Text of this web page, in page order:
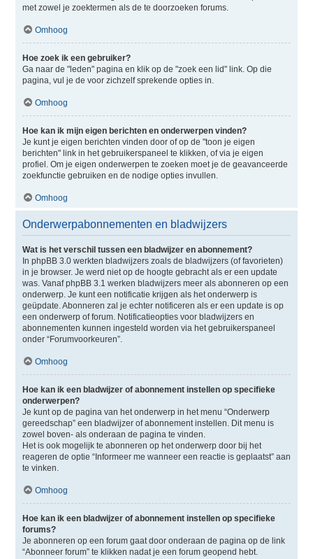
met zowel je zoektermen als de te doorzoeken forums.
Omhoog
Hoe zoek ik een gebruiker?
Ga naar de "leden" pagina en klik op de "zoek een lid" link. Op die
pagina, vul je de voor zichzelf sprekende opties in.
Omhoog
Hoe kan ik mijn eigen berichten en onderwerpen vinden?
Je kunt je eigen berichten vinden door of op de "toon je eigen
berichten" link in het gebruikerspaneel te klikken, of via je eigen
profiel. Om je eigen onderwerpen te zoeken moet je de geavanceerde
zoekfunctie gebruiken en de nodige opties invullen.
Omhoog
Onderwerpabonnementen en bladwijzers
Wat is het verschil tussen een bladwijzer en abonnement?
In phpBB 3.0 werkten bladwijzers zoals de bladwijzers (of favorieten)
in je browser. Je werd niet op de hoogte gebracht als er een update
was. Vanaf phpBB 3.1 werken bladwijzers meer als abonneren op een
onderwerp. Je kunt een notificatie krijgen als het onderwerp is
geüpdate. Abonneren zal je echter notificeren als er een update is op
een onderwerp of forum. Notificatieopties voor bladwijzers en
abonnementen kunnen ingesteld worden via het gebruikerspaneel
onder “Forumvoorkeuren”.
Omhoog
Hoe kan ik een bladwijzer of abonnement instellen op specifieke
onderwerpen?
Je kunt op de pagina van het onderwerp in het menu “Onderwerp
gereedschap” een bladwijzer of abonnement instellen. Dit menu is
zowel boven- als onderaan de pagina te vinden.
Het is ook mogelijk te abonneren op het onderwerp door bij het
reageren de optie “Informeer me wanneer een reactie is geplaatst” aan
te vinken.
Omhoog
Hoe kan ik een bladwijzer of abonnement instellen op specifieke
forums?
Je abonneren op een forum gaat door onderaan de pagina op de link
“Abonneer forum” te klikken nadat je een forum geopend hebt.